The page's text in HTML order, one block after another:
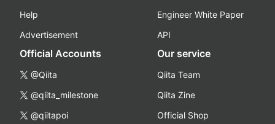
Help
Advertisement
Engineer White Paper
API
Official Accounts
@Qiita
@qiita_milestone
@qiitapoi
Our service
Qiita Team
Qiita Zine
Official Shop